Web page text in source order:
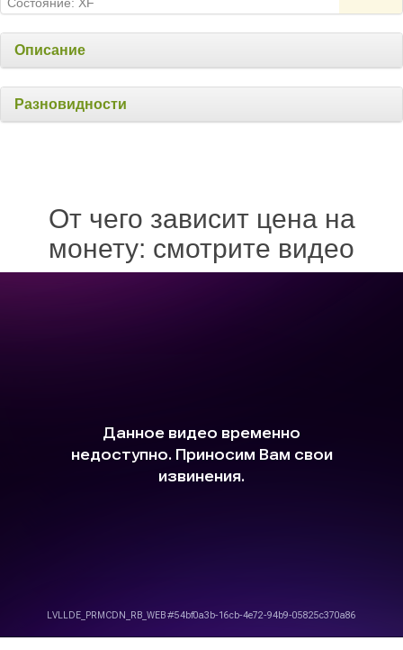
Описание
Разновидности
От чего зависит цена на
монету: смотрите видео